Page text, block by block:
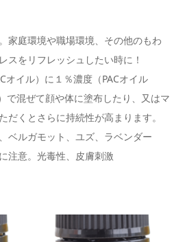
家庭環境や職場環境、その他のもわ
スをリフレッシュしたい時に！
オイル）に１％濃度（PACオイル
混ぜて顔や体に塗布したり、又はマ
だくとさらに持続性が高まります。
ルガモット、ユズ、ラベンダー
注意。光毒性、皮膚刺激